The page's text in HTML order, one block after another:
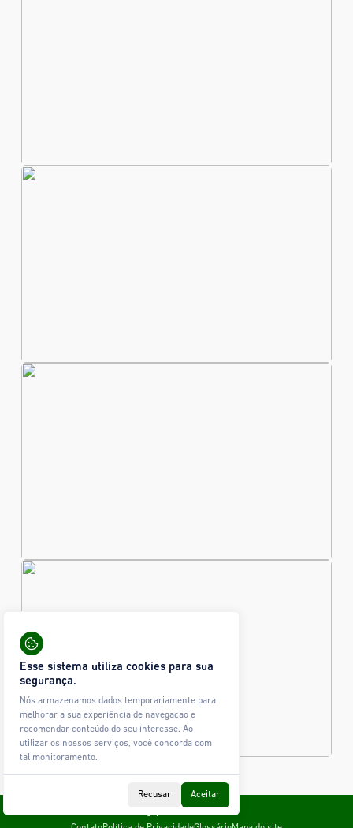
Esse sistema utiliza cookies para sua
segurança.
Nós armazenamos dados temporariamente para
melhorar a sua experiência de navegação e
recomendar conteúdo do seu interesse. Ao
utilizar os nossos serviços, você concorda com
tal monitoramento.
Recusar Aceitar